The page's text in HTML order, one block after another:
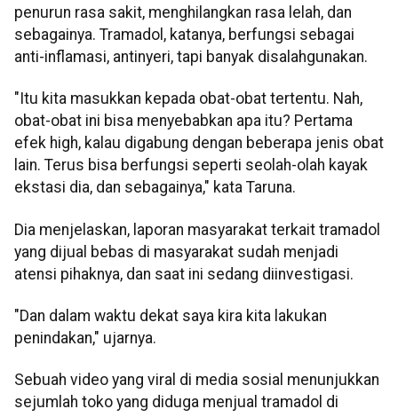
penurun rasa sakit, menghilangkan rasa lelah, dan
sebagainya. Tramadol, katanya, berfungsi sebagai
anti-inflamasi, antinyeri, tapi banyak disalahgunakan.
"Itu kita masukkan kepada obat-obat tertentu. Nah,
obat-obat ini bisa menyebabkan apa itu? Pertama
efek high, kalau digabung dengan beberapa jenis obat
lain. Terus bisa berfungsi seperti seolah-olah kayak
ekstasi dia, dan sebagainya," kata Taruna.
Dia menjelaskan, laporan masyarakat terkait tramadol
yang dijual bebas di masyarakat sudah menjadi
atensi pihaknya, dan saat ini sedang diinvestigasi.
"Dan dalam waktu dekat saya kira kita lakukan
penindakan," ujarnya.
Sebuah video yang viral di media sosial menunjukkan
sejumlah toko yang diduga menjual tramadol di